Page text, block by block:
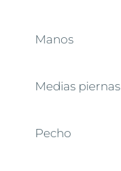
Manos
Medias piernas
Pecho